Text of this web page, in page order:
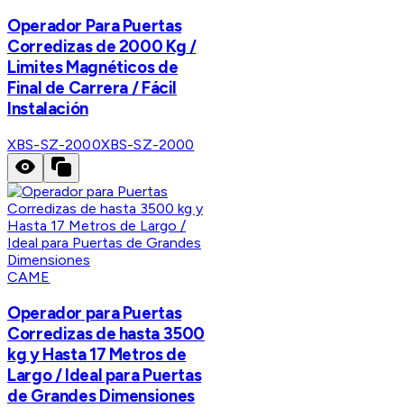
Operador Para Puertas
Corredizas de 2000 Kg /
Limites Magnéticos de
Final de Carrera / Fácil
Instalación
XBS-SZ-2000XBS-SZ-2000
CAME
Operador para Puertas
Corredizas de hasta 3500
kg y Hasta 17 Metros de
Largo / Ideal para Puertas
de Grandes Dimensiones